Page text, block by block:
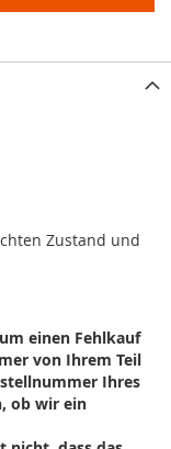
Zustand und
einen Fehlkauf
von Ihrem Teil
Ihres
ob wir ein